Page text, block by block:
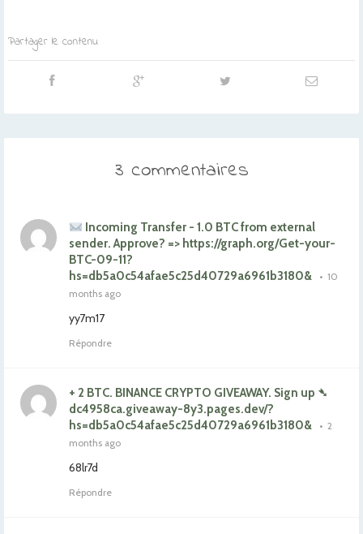
Partager le contenu
3 commentaires
Incoming Transfer - 1.0 BTC from external
sender. Approve? => https://graph.org/Get-your-
BTC-09-11?
hs=db5a0c54afae5c25d40729a6961b3180&
• 10
months ago
yy7m17
Répondre
+ 2 BTC. BINANCE CRYPTO GIVEAWAY. Sign up ➴
dc4958ca.giveaway-8y3.pages.dev/?
hs=db5a0c54afae5c25d40729a6961b3180&
• 2
months ago
68lr7d
Répondre